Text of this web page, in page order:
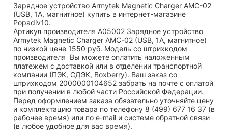
Зарядное устройство Armytek Magnetic Charger AMC-02
(USB, 1А, магнитное) купить в интернет-магазине
Popadiv10.
Артикул производителя A05002 Зарядное устройство
Armytek Magnetic Charger AMC-02 (USB, 1А, магнитное)
по низкой цене 1550 руб. Модель со штрихкодом
производителя Вы можете оплатить наложенным
платежем с доставкой или в отделении транспортной
компании (ПЭК, СДЭК, Boxberry). Ваш заказ со
штрихкодом 2000000104652 забрать на почте с оплатой
при получении в любой части Российской Федерации.
Перед оформлением заказа обязательно уточняйте цену
и комплектацию товара по телефону 8 (499) 677 16 37 (в
рабочее время) или по e-mail и системе обратной связи
(в любое удобное для вас время).